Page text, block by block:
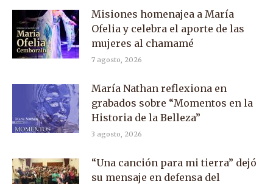
Misiones homenajea a María
Ofelia y celebra el aporte de las
mujeres al chamamé
7 agosto, 2026
María Nathan reflexiona en
grabados sobre “Momentos en la
Historia de la Belleza”
3 agosto, 2026
“Una canción para mi tierra” dejó
su mensaje en defensa del